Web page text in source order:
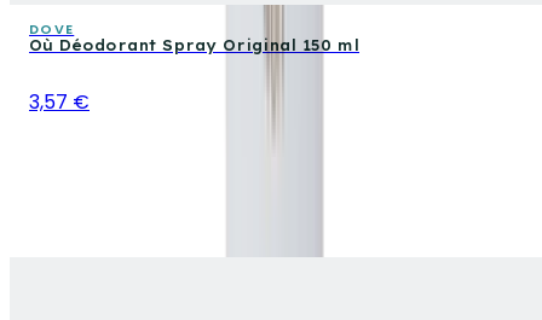
DOVE
Où Déodorant Spray Original 150 ml
3,57 €